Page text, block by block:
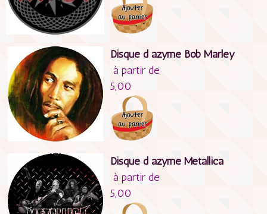
Disque d azyme Bob Marley
à partir de
5,00
Disque d azyme Metallica
à partir de
5,00